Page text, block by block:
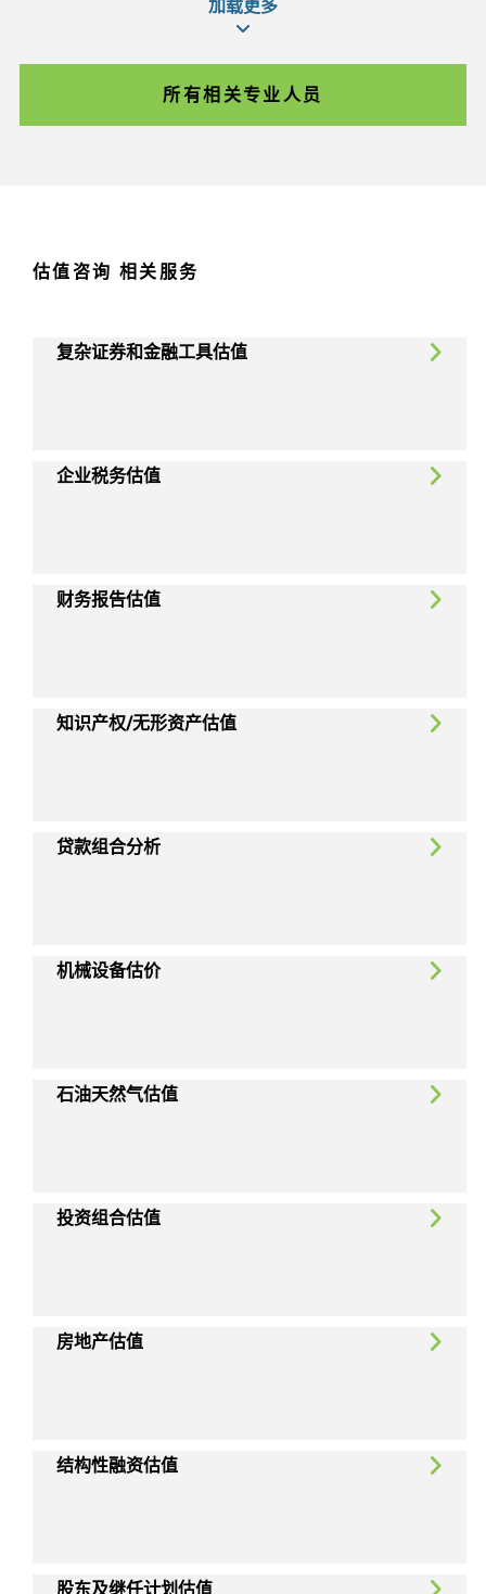
加载更多
所有相关专业人员
估值咨询 相关服务
复杂证券和金融工具估值
企业税务估值
财务报告估值
知识产权/无形资产估值
贷款组合分析
机械设备估价
石油天然气估值
投资组合估值
房地产估值
结构性融资估值
股东及继任计划估值